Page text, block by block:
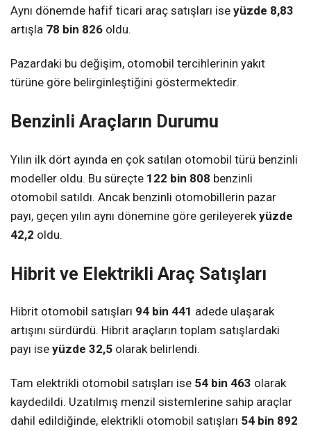
Aynı dönemde hafif ticari araç satışları ise yüzde 8,83
artışla 78 bin 826 oldu.
Pazardaki bu değişim, otomobil tercihlerinin yakıt
türüne göre belirginleştiğini göstermektedir.
Benzinli Araçların Durumu
Yılın ilk dört ayında en çok satılan otomobil türü benzinli
modeller oldu. Bu süreçte 122 bin 808 benzinli
otomobil satıldı. Ancak benzinli otomobillerin pazar
payı, geçen yılın aynı dönemine göre gerileyerek yüzde
42,2 oldu.
Hibrit ve Elektrikli Araç Satışları
Hibrit otomobil satışları 94 bin 441 adede ulaşarak
artışını sürdürdü. Hibrit araçların toplam satışlardaki
payı ise yüzde 32,5 olarak belirlendi.
Tam elektrikli otomobil satışları ise 54 bin 463 olarak
kaydedildi. Uzatılmış menzil sistemlerine sahip araçlar
dahil edildiğinde, elektrikli otomobil satışları 54 bin 892